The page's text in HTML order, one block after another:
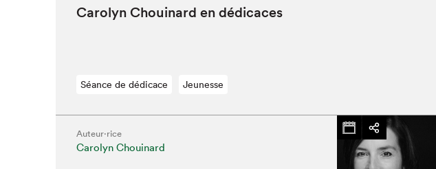
Car­olyn Chouinard en dédicaces
Séance de dédicace Jeunesse
Auteur·rice
Carolyn Chouinard